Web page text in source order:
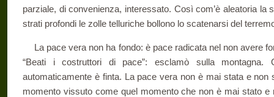
parziale, di convenienza, interessato. Così com’è aleatoria la
strati profondi le zolle telluriche bollono lo scatenarsi del
La pace vera non ha fondo: è pace radicata nel non avere
“Beati i costruttori di pace”: esclamò sulla
automaticamente è finta. La pace vera non è mai stata e
momento vissuto come quel momento che non è mai stato